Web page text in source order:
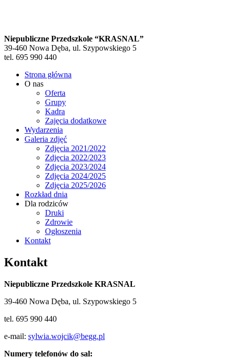
Niepubliczne Przedszkole “KRASNAL”
39-460 Nowa Dęba, ul. Szypowskiego 5
tel. 695 990 440
Strona główna
O nas
Oferta
Grupy
Kadra
Zajęcia dodatkowe
Wydarzenia
Galeria zdjęć
Zdjęcia 2021/2022
Zdjęcia 2022/2023
Zdjęcia 2023/2024
Zdjęcia 2024/2025
Zdjęcia 2025/2026
Rozkład dnia
Dla rodziców
Druki
Zdrowie
Ogłoszenia
Kontakt
Kontakt
Niepubliczne Przedszkole KRASNAL
39-460 Nowa Dęba, ul. Szypowskiego 5
tel. 695 990 440
e-mail: sylwia.wojcik@begg.pl
Numery telefonów do sal: